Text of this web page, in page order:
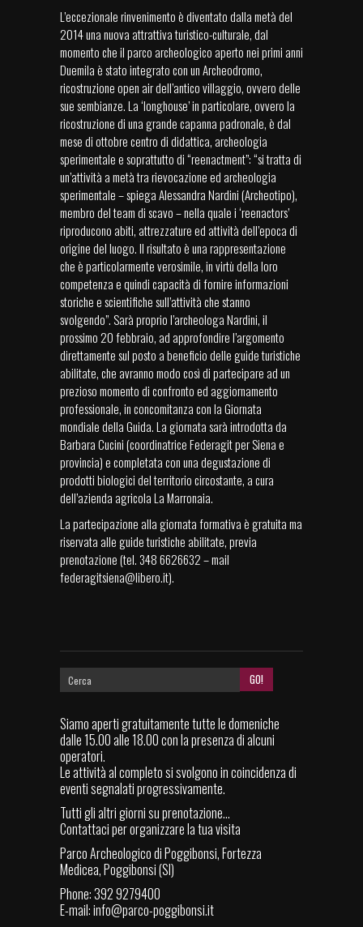
L’eccezionale rinvenimento è diventato dalla metà del
2014 una nuova attrattiva turistico-culturale, dal
momento che il parco archeologico aperto nei primi anni
Duemila è stato integrato con un Archeodromo,
ricostruzione open air dell’antico villaggio, ovvero delle
sue sembianze. La ‘longhouse’ in particolare, ovvero la
ricostruzione di una grande capanna padronale, è dal
mese di ottobre centro di didattica, archeologia
sperimentale e soprattutto di “reenactment”: “si tratta di
un’attività a metà tra rievocazione ed archeologia
sperimentale – spiega Alessandra Nardini (Archeotipo),
membro del team di scavo – nella quale i ‘reenactors’
riproducono abiti, attrezzature ed attività dell’epoca di
origine del luogo. Il risultato è una rappresentazione
che è particolarmente verosimile, in virtù della loro
competenza e quindi capacità di fornire informazioni
storiche e scientifiche sull’attività che stanno
svolgendo”. Sarà proprio l’archeologa Nardini, il
prossimo 20 febbraio, ad approfondire l’argomento
direttamente sul posto a beneficio delle guide turistiche
abilitate, che avranno modo così di partecipare ad un
prezioso momento di confronto ed aggiornamento
professionale, in concomitanza con la Giornata
mondiale della Guida. La giornata sarà introdotta da
Barbara Cucini (coordinatrice Federagit per Siena e
provincia) e completata con una degustazione di
prodotti biologici del territorio circostante, a cura
dell’azienda agricola La Marronaia.
La partecipazione alla giornata formativa è gratuita ma
riservata alle guide turistiche abilitate, previa
prenotazione (tel. 348 6626632 – mail
federagitsiena@libero.it).
Siamo aperti gratuitamente tutte le domeniche
dalle 15.00 alle 18.00 con la presenza di alcuni
operatori.
Le attività al completo si svolgono in coincidenza di
eventi segnalati progressivamente.
Tutti gli altri giorni su prenotazione...
Contattaci per organizzare la tua visita
Parco Archeologico di Poggibonsi, Fortezza
Medicea, Poggibonsi (SI)
Phone: 392 9279400
E-mail:info@parco-poggibonsi.it